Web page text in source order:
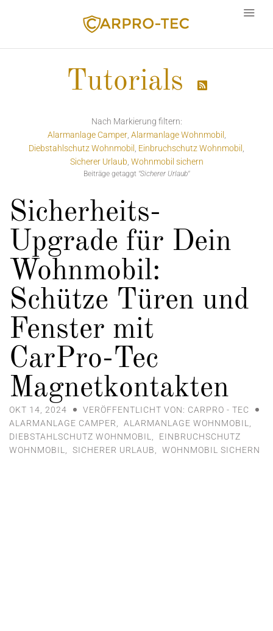
Tutorials 
Nach Markierung filtern:
Alarmanlage Camper Alarmanlage Wohnmobil
Diebstahlschutz Wohnmobil
Einbruchschutz Wohnmobil
Sicherer Urlaub Wohnmobil sichern
Beiträge getaggt "Sicherer Urlaub"
Sicherheits-
Upgrade für Dein
Wohnmobil:
Schütze Türen und
Fenster mit
CarPro-Tec
Magnetkontakten
OKT 14, 2024
VERÖFFENTLICHT VON: CARPRO - TEC
ALARMANLAGE CAMPER
ALARMANLAGE WOHNMOBIL
DIEBSTAHLSCHUTZ WOHNMOBIL
EINBRUCHSCHUTZ
WOHNMOBIL
SICHERER URLAUB WOHNMOBIL SICHERN